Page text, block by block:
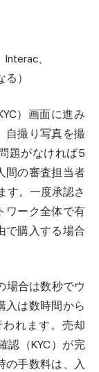
Interac、
）
）画面に進み
自撮り写真を撮
題がなければ5
間の審査担当者
す。一度承認さ
ワーク全体で有
で購入する場合
場合は数秒でウ
入は数時間から
れます。 売却
認（KYC）が完
の手数料は、入